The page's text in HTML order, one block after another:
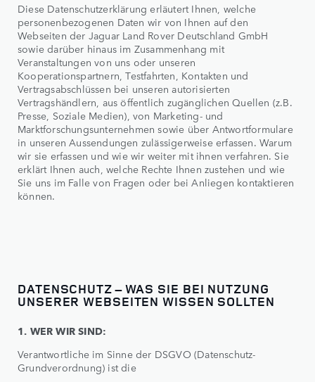
Diese Datenschutzerklärung erläutert Ihnen, welche
personenbezogenen Daten wir von Ihnen auf den
Webseiten der Jaguar Land Rover Deutschland GmbH
sowie darüber hinaus im Zusammenhang mit
Veranstaltungen von uns oder unseren
Kooperationspartnern, Testfahrten, Kontakten und
Vertragsabschlüssen bei unseren autorisierten
Vertragshändlern, aus öffentlich zugänglichen Quellen (z.B.
Presse, Soziale Medien), von Marketing- und
Marktforschungsunternehmen sowie über Antwortformulare
in unseren Aussendungen zulässigerweise erfassen. Warum
wir sie erfassen und wie wir weiter mit ihnen verfahren. Sie
erklärt Ihnen auch, welche Rechte Ihnen zustehen und wie
Sie uns im Falle von Fragen oder bei Anliegen kontaktieren
können.
DATENSCHUTZ – WAS SIE BEI NUTZUNG
UNSERER WEBSEITEN WISSEN SOLLTEN
1. WER WIR SIND:
Verantwortliche im Sinne der DSGVO (Datenschutz-
Grundverordnung) ist die